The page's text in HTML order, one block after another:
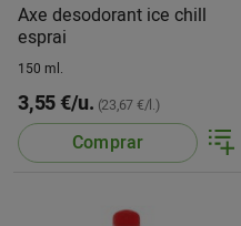
Axe desodorant ice chill
esprai
150 ml.
3,55 €/u. (23,67 €/l.)
Comprar